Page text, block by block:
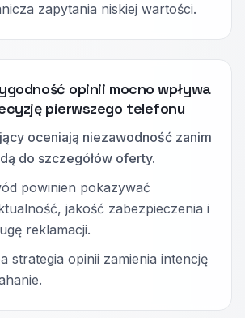
zapytania niskiej wartości.
opinii mocno wpływa
pierwszego telefonu
oceniają niezawodność zanim
do szczegółów oferty.
powinien pokazywać
jakość zabezpieczenia i
reklamacji.
strategia opinii zamienia intencję